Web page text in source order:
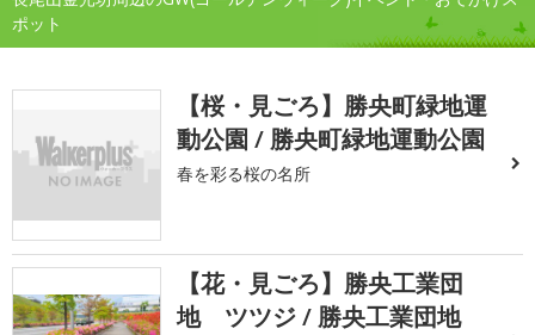
ポット
【桜・見ごろ】勝央町緑地運
動公園 / 勝央町緑地運動公園
春を彩る桜の名所
【花・見ごろ】勝央工業団
地 ツツジ / 勝央工業団地